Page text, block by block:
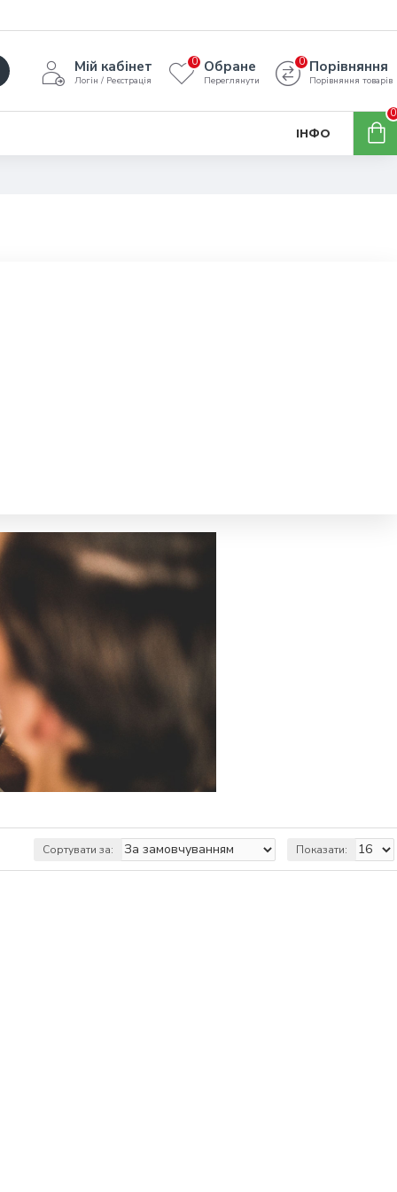
Мій кабінет
Логін / Реєстрація
Обране
Переглянути
0 Порівняння
Порівняння товарів
0
ІНФО
0
Сортувати за: Показати: